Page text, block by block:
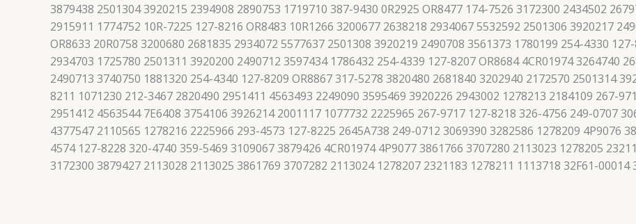
3879438 2501304 3920215 2394908 2890753 1719710 387-9430 0R2925 OR8477 174-7526 3172300 2434502
2915911 1774752 10R-7225 127-8216 OR8483 10R1266 3200677 2638218 2934067 5532592 2501306 3920217
OR8633 20R0758 3200680 2681835 2934072 5577637 2501308 3920219 2490708 3561373 1780199 254-4330
2934703 1725780 2501311 3920200 2490712 3597434 1786432 254-4339 127-8207 OR8684 4CR01974 3264740
2490713 3740750 1881320 254-4340 127-8209 OR8867 317-5278 3820480 2681840 3202940 2172570 2501314
8211 1071230 212-3467 2820490 2951411 4563493 2249090 3595469 3920226 2943002 1278213 2184109 267-
2951412 4563544 7E6408 3754106 3926214 2001117 1077732 2225965 267-9717 127-8218 326-4756 249-0707
4377547 2110565 1278216 2225966 293-4573 127-8225 2645A738 249-0712 3069390 3282586 1278209 4P9076
4574 127-8228 320-4740 359-5469 3109067 3879426 4CR01974 4P9077 3861766 3707280 2113023 1278205
3172300 3879427 2113028 2113025 3861769 3707282 2113024 1278207 2321183 1278211 1113718 32F61-00014